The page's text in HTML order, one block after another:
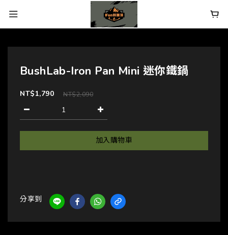
BushLab-Iron Pan Mini 迷你鐵鍋
NT$2,090
NT$1,790
加入購物車
分享到